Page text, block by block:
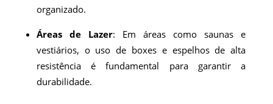
organizado.
Áreas de Lazer: Em áreas como saunas e
vestiários, o uso de boxes e espelhos de alta
resistência é fundamental para garantir a
durabilidade.